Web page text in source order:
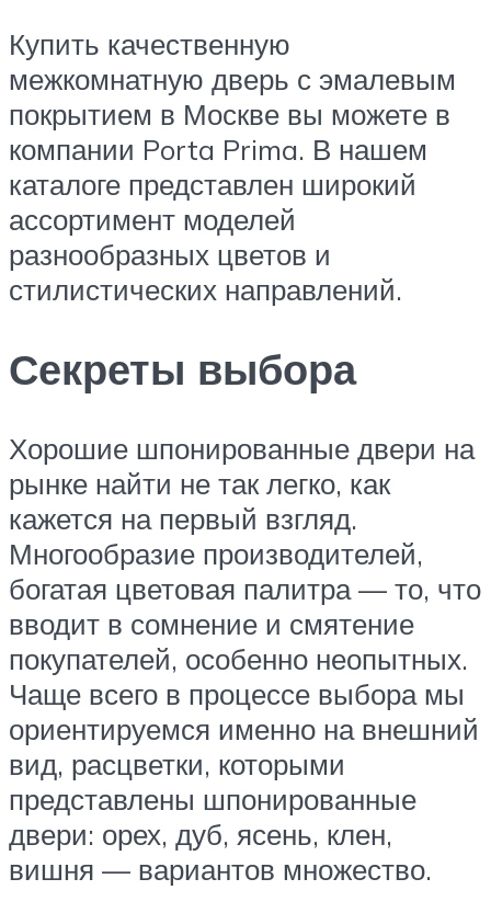
Купить качественную
межкомнатную дверь с эмалевым
покрытием в Москве вы можете в
компании Porta Prima. В нашем
каталоге представлен широкий
ассортимент моделей
разнообразных цветов и
стилистических направлений.
Секреты выбора
Хорошие шпонированные двери на
рынке найти не так легко, как
кажется на первый взгляд.
Многообразие производителей,
богатая цветовая палитра — то, что
вводит в сомнение и смятение
покупателей, особенно неопытных.
Чаще всего в процессе выбора мы
ориентируемся именно на внешний
вид, расцветки, которыми
представлены шпонированные
двери: орех, дуб, ясень, клен,
вишня — вариантов множество.